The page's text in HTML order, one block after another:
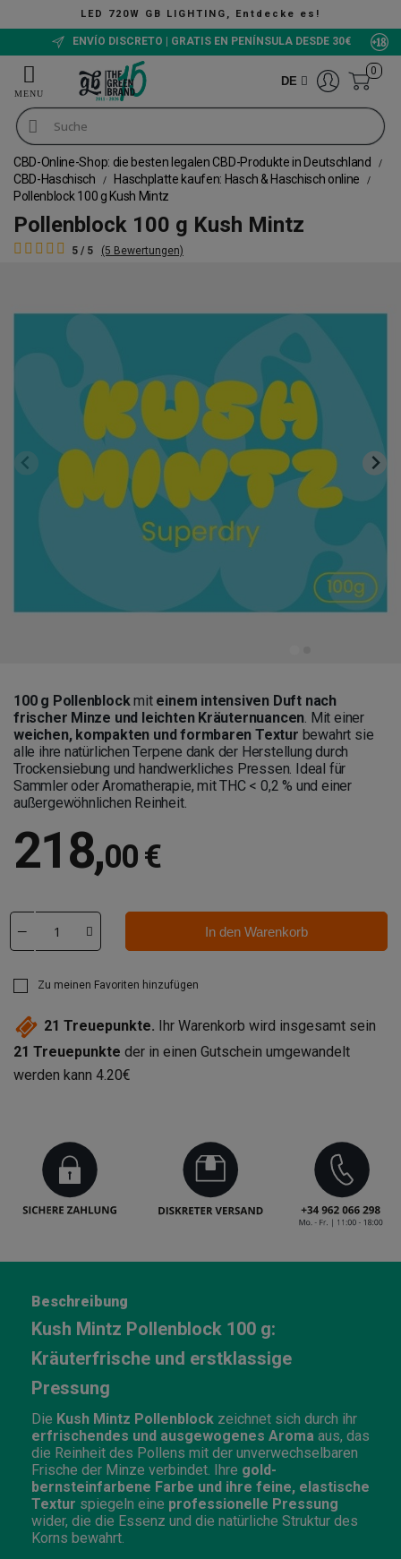
720W GB LIGHTING, Entdecke es!
ENVÍO DISCRETO | GRATIS EN PENÍNSULA DESDE 30€
DE
0
CBD-Online-Shop: die besten legalen CBD-Produkte in Deutschland
CBD-Haschisch
Haschplatte kaufen: Hasch & Haschisch online
Pollenblock 100 g Kush Mintz
Pollenblock 100 g Kush Mintz
5 / 5 (5 Bewertungen)
100 g Pollenblockmit einem intensiven Duft nach
frischer Minze und leichten Kräuternuancen. Mit einer
weichen, kompakten und formbaren Textur bewahrt sie
alle ihre natürlichen Terpene dank der Herstellung durch
Trockensiebung und handwerkliches Pressen. Ideal für
Sammler oder Aromatherapie, mit THC < 0,2 % und einer
außergewöhnlichen Reinheit.
218,00 €
In den Warenkorb
Zu meinen Favoriten hinzufügen
21 Treuepunkte. Ihr Warenkorb wird insgesamt sein
21 Treuepunkte der in einen Gutschein umgewandelt
werden kann 4.20€
Beschreibung
Kush Mintz Pollenblock 100 g:
Kräuterfrische und erstklassige
Pressung
Die Kush Mintz Pollenblock zeichnet sich durch ihr
erfrischendes und ausgewogenes Aroma aus, das
die Reinheit des Pollens mit der unverwechselbaren
Frische der Minze verbindet. Ihre gold-
bernsteinfarbene Farbe und ihre feine, elastische
Textur spiegeln eine professionelle Pressung
wider, die die Essenz und die natürliche Struktur des
Korns bewahrt.